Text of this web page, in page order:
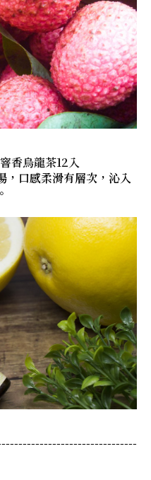
香烏龍茶12入
，口感柔滑有層次，沁入